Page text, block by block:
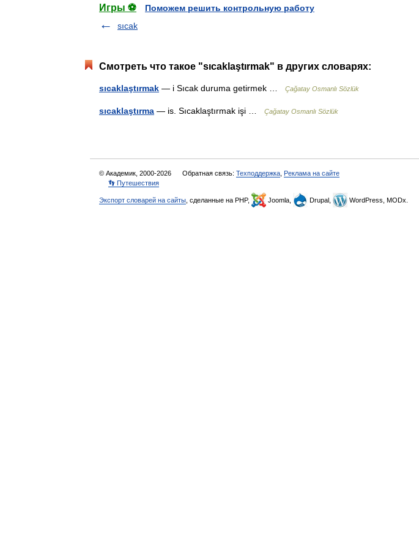
Игры ⚽
Поможем решить контрольную работу
sıcak
Смотреть что такое "sıcaklaştırmak" в других словарях:
sıcaklaştırmak — i Sıcak duruma getirmek … Çağatay Osmanlı Sözlük
sıcaklaştırma — is. Sıcaklaştırmak işi … Çağatay Osmanlı Sözlük
© Академик, 2000-2026 Обратная связь: Техподдержка Реклама на сайте
👣 Путешествия
Экспорт словарей на сайты , сделанные на PHP, Joomla, Drupal, WordPress, MODx.